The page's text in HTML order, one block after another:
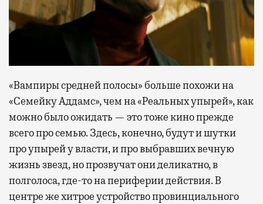
«Вампиры средней полосы» больше похожи на
«Семейку Аддамс», чем на «Реальных упырей», как
можно было ожидать — это тоже кино прежде
всего про семью. Здесь, конечно, будут и шутки
про упырей у власти, и про выбравших вечную
жизнь звезд, но прозвучат они деликатно, в
полголоса, где-то на периферии действия. В
центре же хитрое устройство провинциального